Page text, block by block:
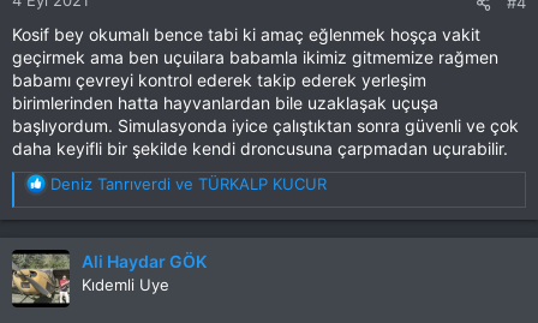
Kosif bey okumalı bence tabi ki amaç eğlenmek hoşça vakit
geçirmek ama ben uçuilara babamla ikimiz gitmemize rağmen
babamı çevreyi kontrol ederek takip ederek yerleşim
birimlerinden hatta hayvanlardan bile uzaklaşak uçuşa
başlıyordum. Simulasyonda iyice çalıştıktan sonra güvenli ve çok
daha keyifli bir şekilde kendi droncusuna çarpmadan uçurabilir.
T
e
p
k
i
l
e
Deniz Tanrıverdi ve TÜRKALP KUCUR
Ali Haydar GÖK
Kıdemli Uye